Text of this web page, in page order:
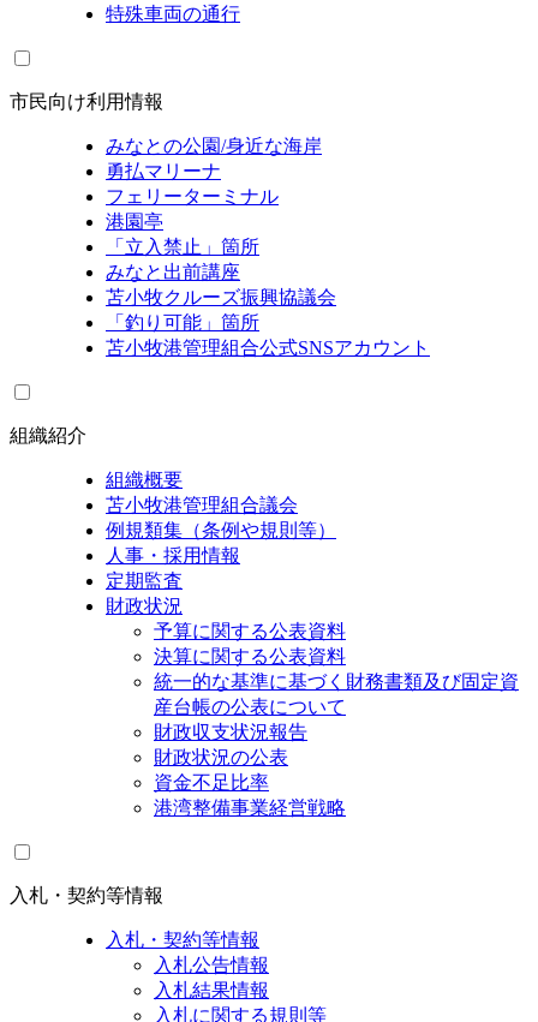
特殊車両の通行
市民向け利用情報
みなとの公園/身近な海岸
勇払マリーナ
フェリーターミナル
港園亭
「立入禁止」箇所
みなと出前講座
苫小牧クルーズ振興協議会
「釣り可能」箇所
苫小牧港管理組合公式SNSアカウント
組織紹介
組織概要
苫小牧港管理組合議会
例規類集（条例や規則等）
人事・採用情報
定期監査
財政状況
予算に関する公表資料
決算に関する公表資料
統一的な基準に基づく財務書類及び固定資
産台帳の公表について
財政収支状況報告
財政状況の公表
資金不足比率
港湾整備事業経営戦略
入札・契約等情報
入札・契約等情報
入札公告情報
入札結果情報
入札に関する規則等